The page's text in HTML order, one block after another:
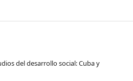
del desarrollo social: Cuba y